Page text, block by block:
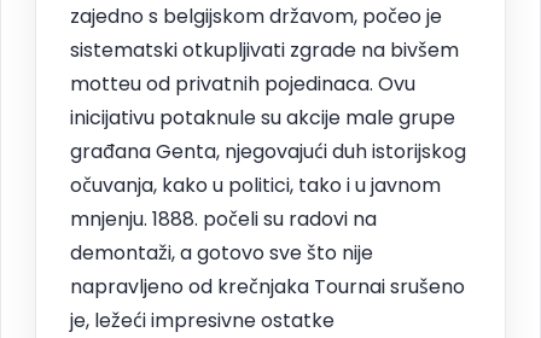
zajedno s belgijskom državom, počeo je
sistematski otkupljivati zgrade na bivšem
motteu od privatnih pojedinaca. Ovu
inicijativu potaknule su akcije male grupe
građana Genta, njegovajući duh istorijskog
očuvanja, kako u politici, tako i u javnom
mnjenju. 1888. počeli su radovi na
demontaži, a gotovo sve što nije
napravljeno od krečnjaka Tournai srušeno
je, ležeći impresivne ostatke